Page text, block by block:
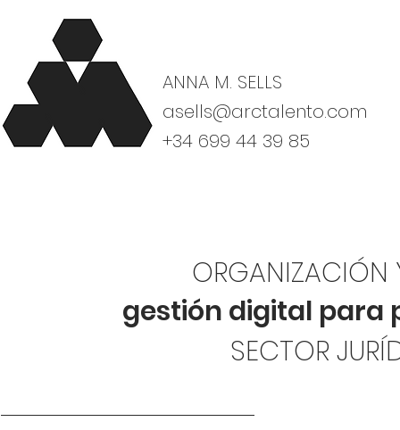
ANNA M. SELLS
asells@arctalento.com
+34 699 44 39 85
ORGANIZACIÓN
gestión digital para
SECTOR